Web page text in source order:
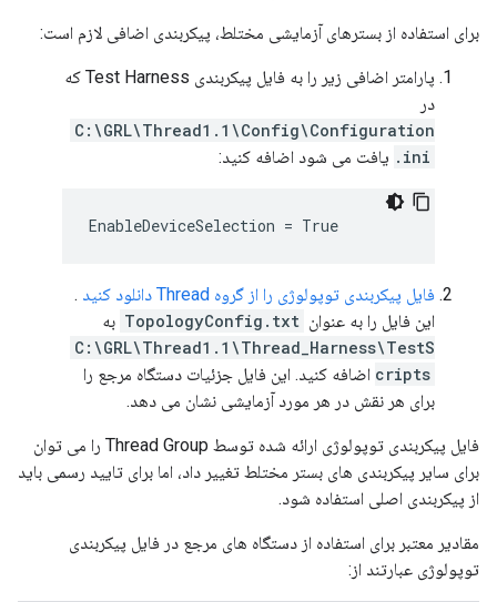
برای استفاده از بسترهای آزمایشی مختلط، پیکربندی اضافی لازم است:
پارامتر اضافی زیر را به فایل پیکربندی Test Harness که
در
C:\GRL\Thread1.1\Config\Configuration
.ini یافت می شود اضافه کنید:
EnableDeviceSelection = True
فایل پیکربندی توپولوژی را از گروه Thread دانلود کنید
.
این فایل را به عنوان TopologyConfig.txt به
C:\GRL\Thread1.1\Thread_Harness\TestS
cripts اضافه کنید. این فایل جزئیات دستگاه مرجع را
برای هر نقش در هر مورد آزمایشی نشان می دهد.
فایل پیکربندی توپولوژی ارائه شده توسط Thread Group را می توان
برای سایر پیکربندی های بستر مختلط تغییر داد، اما برای تایید رسمی باید
از پیکربندی اصلی استفاده شود.
مقادیر معتبر برای استفاده از دستگاه های مرجع در فایل پیکربندی
توپولوژی عبارتند از: